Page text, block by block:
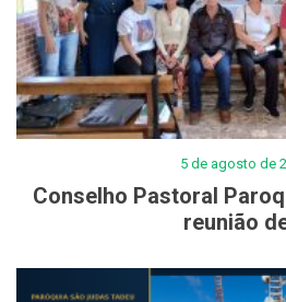
5 de agosto de
Conselho Pastoral
reunião